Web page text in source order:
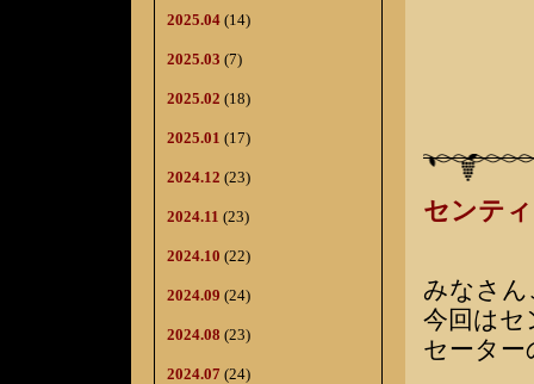
2025.04 (14)
2025.03 (7)
2025.02 (18)
2025.01 (17)
2024.12 (23)
2024.11 (23)
2024.10 (22)
2024.09 (24)
2024.08 (23)
2024.07 (24)
センテ
みなさ
今回は
セーター